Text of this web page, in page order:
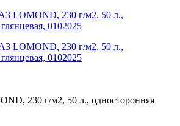
230 г/м2, 50 л., односторонняя